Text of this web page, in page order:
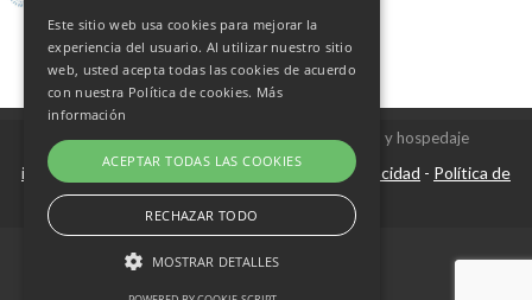
Copyright © 2026 Frutas Champi s.l. - Diseño y hospedaje
internetísimo.com Aviso Legal Política de privacidad - Política de
cookies
Este sitio web usa cookies para mejorar la
experiencia del usuario. Al utilizar nuestro sitio
web, usted acepta todas las cookies de acuerdo
con nuestra Política de cookies. Más
información
ACEPTAR TODAS LAS COOKIES
RECHAZAR TODO
MOSTRAR DETALLES